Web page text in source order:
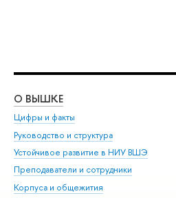
О ВЫШКЕ
Цифры и факты
Руководство и структура
Устойчивое развитие в НИУ ВШЭ
Преподаватели и сотрудники
Корпуса и общежития